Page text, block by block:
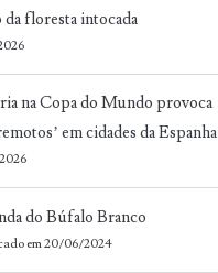
floresta intocada
na Copa do Mundo provoca
em cidades da Espanha
do Búfalo Branco
em 20/06/2024